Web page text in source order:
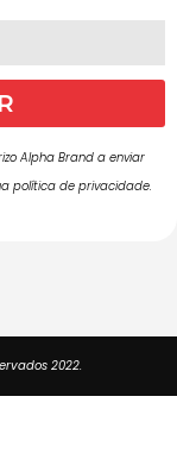
Alpha Brand a enviar
política de privacidade.
2022.